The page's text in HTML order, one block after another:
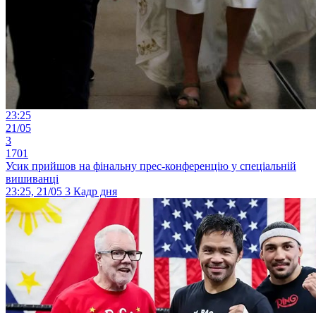
23:25
21/05
3
1701
Усик прийшов на фінальну прес-конференцію у спеціальній
вишиванці
23:25, 21/05 3 Кадр дня